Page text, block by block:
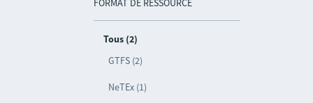
FORMAT DE RESSOURCE
Tous (2)
GTFS (2)
NeTEx (1)